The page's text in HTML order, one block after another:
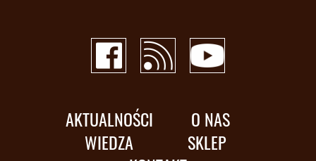
AKTUALNOŚCI
O NAS
WIEDZA
SKLEP